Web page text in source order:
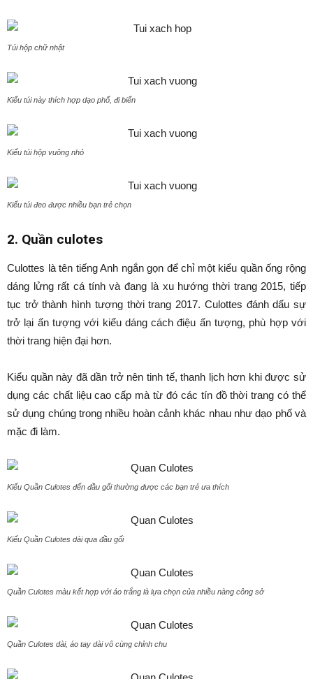
Túi hộp chữ nhật
Kiểu túi này thích hợp dạo phố, đi biển
Kiểu túi hộp vuông nhỏ
Kiểu túi đeo được nhiều bạn trẻ chọn
2. Quần culotes
Culottes là tên tiếng Anh ngắn gọn để chỉ một kiểu quần ống rộng
dáng lửng rất cá tính và đang là xu hướng thời trang 2015, tiếp
tục trở thành hình tượng thời trang 2017. Culottes đánh dấu sự
trở lại ấn tượng với kiểu dáng cách điệu ấn tượng, phù hợp với
thời trang hiện đại hơn.
Kiểu quần này đã dần trở nên tinh tế, thanh lịch hơn khi được sử
dụng các chất liệu cao cấp mà từ đó các tín đồ thời trang có thể
sử dụng chúng trong nhiều hoàn cảnh khác nhau như dạo phố và
mặc đi làm.
Kiểu Quần Culotes đến đầu gối thường được các bạn trẻ ưa thích
Kiểu Quần Culotes dài qua đầu gối
Quần Culotes màu kết hợp với áo trắng là lựa chọn của nhiều nàng công sở
Quần Culotes dài, áo tay dài vô cùng chỉnh chu